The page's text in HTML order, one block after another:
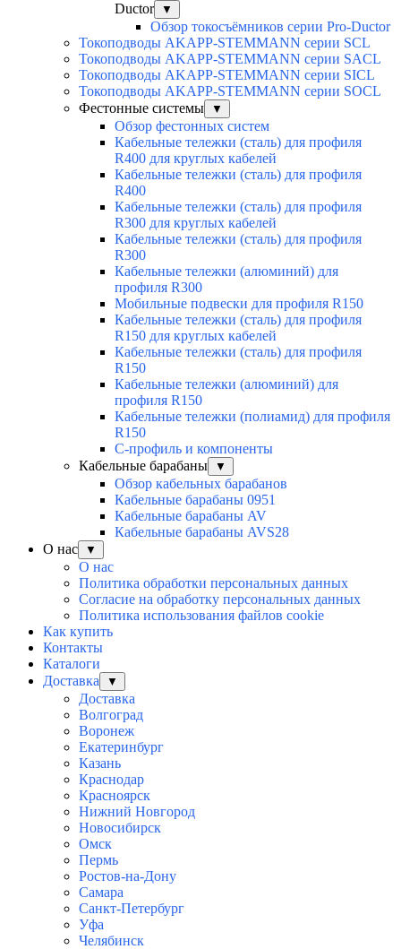
Ductor
▼
Обзор токосъёмников серии Pro-Ductor
Токоподводы AKAPP-STEMMANN серии SCL
Токоподводы AKAPP-STEMMANN серии SACL
Токоподводы AKAPP-STEMMANN серии SICL
Токоподводы AKAPP-STEMMANN серии SOCL
Фестонные системы
▼
Обзор фестонных систем
Кабельные тележки (сталь) для профиля
R400 для круглых кабелей
Кабельные тележки (сталь) для профиля
R400
Кабельные тележки (сталь) для профиля
R300 для круглых кабелей
Кабельные тележки (сталь) для профиля
R300
Кабельные тележки (алюминий) для
профиля R300
Мобильные подвески для профиля R150
Кабельные тележки (сталь) для профиля
R150 для круглых кабелей
Кабельные тележки (сталь) для профиля
R150
Кабельные тележки (алюминий) для
профиля R150
Кабельные тележки (полиамид) для профиля
R150
С-профиль и компоненты
Кабельные барабаны
▼
Обзор кабельных барабанов
Кабельные барабаны 0951
Кабельные барабаны AV
Кабельные барабаны AVS28
О нас
▼
О нас
Политика обработки персональных данных
Согласие на обработку персональных данных
Политика использования файлов cookie
Как купить
Контакты
Каталоги
Доставка
▼
Доставка
Волгоград
Воронеж
Екатеринбург
Казань
Краснодар
Красноярск
Нижний Новгород
Новосибирск
Омск
Пермь
Ростов-на-Дону
Самара
Санкт-Петербург
Уфа
Челябинск